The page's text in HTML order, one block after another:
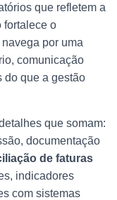
que refletem a
fortalece o
por uma
comunicação
do que a gestão
que somam:
documentação
de faturas
indicadores
com sistemas